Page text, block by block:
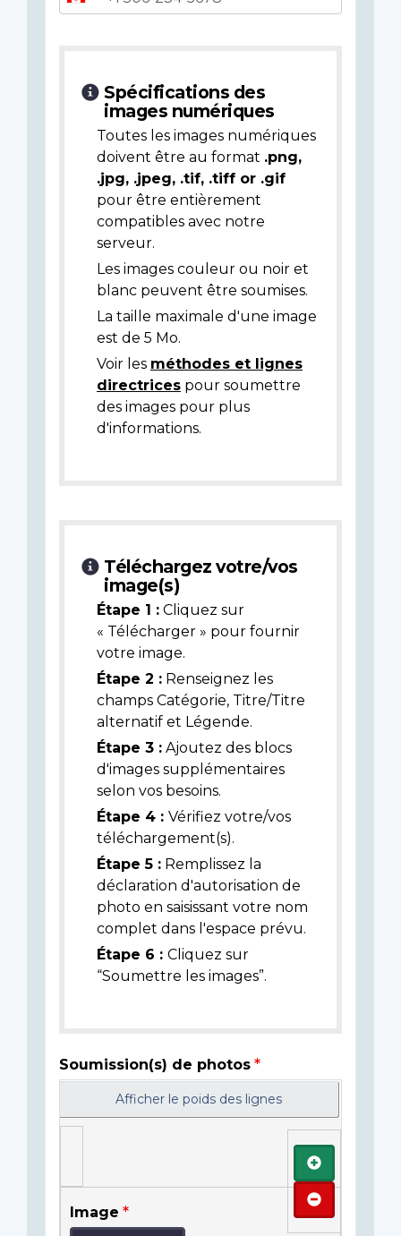
Spécifications des
images numériques
Toutes les images numériques
doivent être au format .png,
.jpg, .jpeg, .tif, .tiff or .gif
pour être entièrement
compatibles avec notre
serveur.
Les images couleur ou noir et
blanc peuvent être soumises.
La taille maximale d'une image
est de 5 Mo.
Voir les méthodes et lignes
directrices pour soumettre
des images pour plus
d'informations.
Téléchargez votre/vos
image(s)
Étape 1 : Cliquez sur
« Télécharger » pour fournir
votre image.
Étape 2 : Renseignez les
champs Catégorie, Titre/Titre
alternatif et Légende.
Étape 3 : Ajoutez des blocs
d'images supplémentaires
selon vos besoins.
Étape 4 : Vérifiez votre/vos
téléchargement(s).
Étape 5 : Remplissez la
déclaration d'autorisation de
photo en saisissant votre nom
complet dans l'espace prévu.
Étape 6 : Cliquez sur
“Soumettre les images”.
Soumission(s) de photos
Afficher le poids des lignes
Image
Ajouter
Retirer